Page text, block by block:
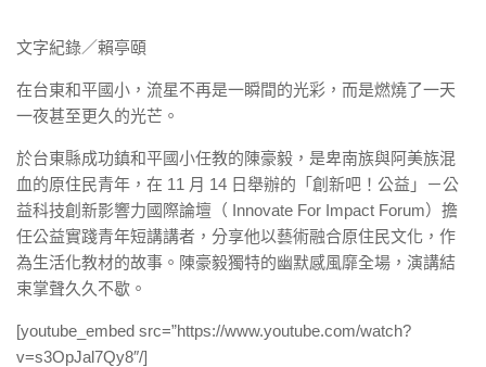
文字紀錄／賴亭頤
在台東和平國小，流星不再是一瞬間的光彩，而是燃燒了一天
一夜甚至更久的光芒。
於台東縣成功鎮和平國小任教的陳豪毅，是卑南族與阿美族混
血的原住民青年，在 11 月 14 日舉辦的「創新吧！公益」－公
益科技創新影響力國際論壇（ Innovate For Impact Forum）擔
任公益實踐青年短講講者，分享他以藝術融合原住民文化，作
為生活化教材的故事。陳豪毅獨特的幽默感風靡全場，演講結
束掌聲久久不歇。
[youtube_embed src=”https://www.youtube.com/watch?
v=s3OpJal7Qy8″/]